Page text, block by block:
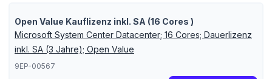
Open Value Kauflizenz inkl. SA (16 Cores )
Microsoft System Center Datacenter; 16 Cores; Dauerlizenz
inkl. SA (3 Jahre); Open Value
9EP-00567